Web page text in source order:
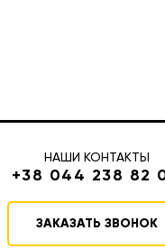
НАШИ КОНТАКТЫ
+38 044 238 82
ЗАКАЗАТЬ ЗВОНОК